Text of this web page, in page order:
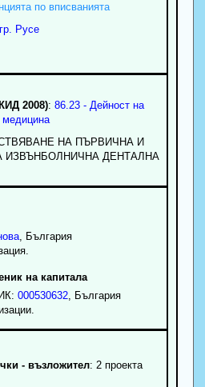
по вписванията
Русе
2008): 86.23 - Дейност на
медицина
НА ПЪРВИЧНА И
ИЗВЪНБОЛНИЧНА ДЕНТАЛНА
, България
на капитала
000530632, България
- възложител: 2 проекта